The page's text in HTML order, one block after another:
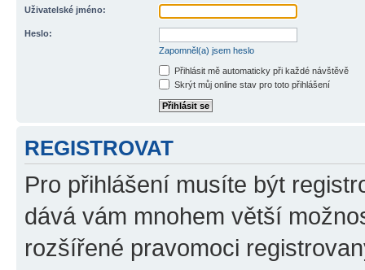
Uživatelské jméno:
Heslo:
Zapomněl(a) jsem heslo
Přihlásit mě automaticky při každé návštěvě
Skrýt můj online stav pro toto přihlášení
REGISTROVAT
Pro přihlášení musíte být
dává vám mnohem větší
rozšířené pravomoci